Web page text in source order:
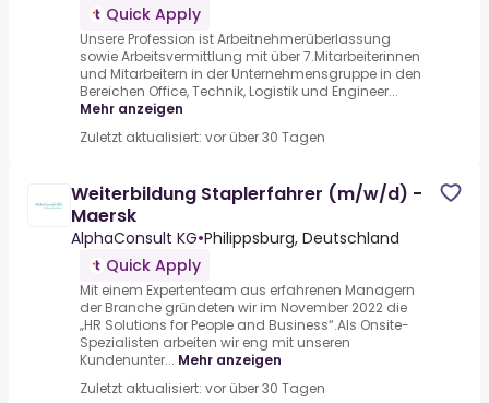
Quick Apply
Unsere Profession ist Arbeitnehmerüberlassung
sowie Arbeitsvermittlung mit über 7.Mitarbeiterinnen
und Mitarbeitern in der Unternehmensgruppe in den
Bereichen Office, Technik, Logistik und Engineer...
Mehr anzeigen
Zuletzt aktualisiert: vor über 30 Tagen
Weiterbildung Staplerfahrer (m/w/d) -
Maersk
AlphaConsult KG•Philippsburg, Deutschland
Quick Apply
Mit einem Expertenteam aus erfahrenen Managern
der Branche gründeten wir im November 2022 die
„HR Solutions for People and Business“.Als Onsite-
Spezialisten arbeiten wir eng mit unseren
Kundenunter... Mehr anzeigen
Zuletzt aktualisiert: vor über 30 Tagen